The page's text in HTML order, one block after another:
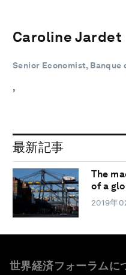
Caroline Jardet
Senior Economist, Banque
,
最新記事
The
of a
2019年
世界経済フォーラムに